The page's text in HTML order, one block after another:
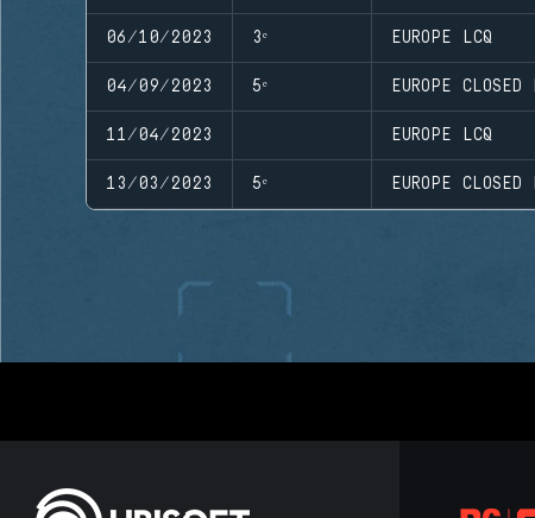
06/10/2023 3ᵉ EUROPE LCQ
04/09/2023 5ᵉ EUROPE CLOSED
11/04/2023 EUROPE LCQ
13/03/2023 5ᵉ EUROPE CLOSED